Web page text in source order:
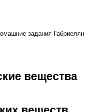
задания Габриелян
вещества